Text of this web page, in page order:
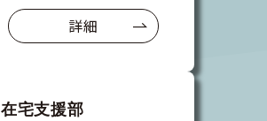
詳細
在宅支援部